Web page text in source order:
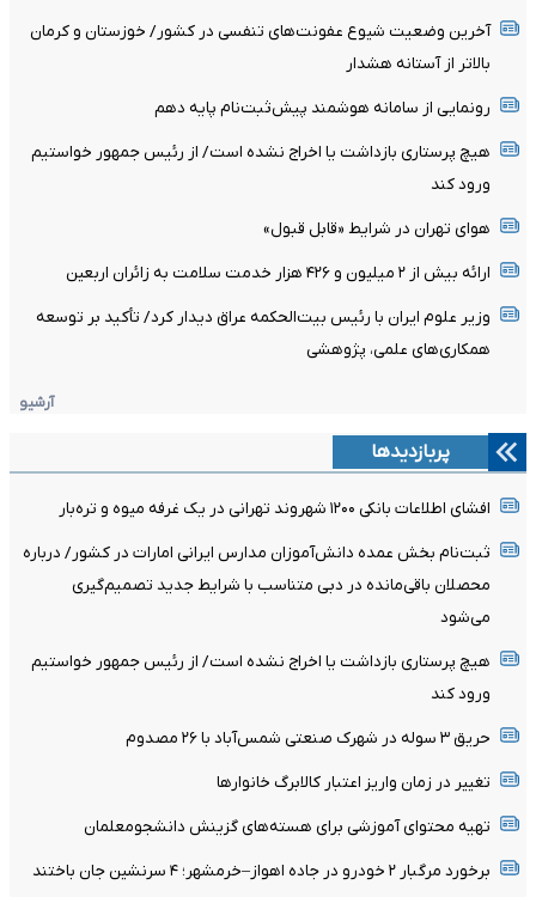
آخرین وضعیت شیوع عفونت‌های تنفسی در کشور/ خوزستان و کرمان
بالاتر از آستانه هشدار
رونمایی از سامانه هوشمند پیش‌ثبت‌نام پایه دهم
هیچ پرستاری بازداشت یا اخراج نشده است/ از رئیس جمهور خواستیم
ورود کند
هوای تهران در شرایط «قابل قبول»
ارائه بیش از ۲ میلیون و ۴۲۶ هزار خدمت سلامت به زائران اربعین
وزیر علوم ایران با رئیس بیت‌الحکمه عراق دیدار کرد/ تأکید بر توسعه
همکاری‌های علمی، پژوهشی
آرشیو
پربازدیدها
افشای اطلاعات بانکی ۱۲۰۰ شهروند تهرانی در یک غرفه میوه و تره‌بار
ثبت‌نام بخش عمده دانش‌آموزان مدارس ایرانی امارات در کشور/ درباره
محصلان باقی‌مانده در دبی متناسب با شرایط جدید تصمیم‌گیری
می‌شود
هیچ پرستاری بازداشت یا اخراج نشده است/ از رئیس جمهور خواستیم
ورود کند
حریق ۳ سوله در شهرک صنعتی شمس‌آباد با ۲۶ مصدوم
تغییر در زمان واریز اعتبار کالابرگ خانوار‌ها
تهیه محتوای آموزشی برای هسته‌های گزینش دانشجومعلمان
برخورد مرگبار ۲ خودرو در جاده اهواز–خرمشهر؛ ۴ سرنشین جان باختند